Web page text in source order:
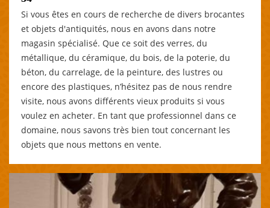
Si vous êtes en cours de recherche de divers brocantes
et objets d'antiquités, nous en avons dans notre
magasin spécialisé. Que ce soit des verres, du
métallique, du céramique, du bois, de la poterie, du
béton, du carrelage, de la peinture, des lustres ou
encore des plastiques, n’hésitez pas de nous rendre
visite, nous avons différents vieux produits si vous
voulez en acheter. En tant que professionnel dans ce
domaine, nous savons très bien tout concernant les
objets que nous mettons en vente.